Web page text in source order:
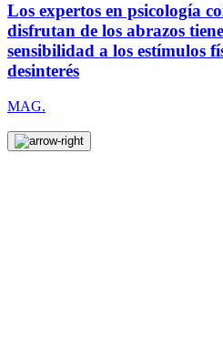
Los expertos en psicología
disfrutan de los abrazos
sensibilidad a los estímulos
desinterés
MAG.